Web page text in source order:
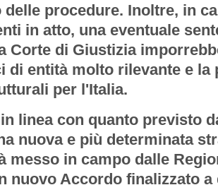
delle procedure. Inoltre, in
in atto, una eventuale
Corte di Giustizia
di entità molto rilevante e la
per l'Italia.
linea con quanto previsto
nuova e più determinata
messo in campo dalle
nuovo Accordo finalizzato